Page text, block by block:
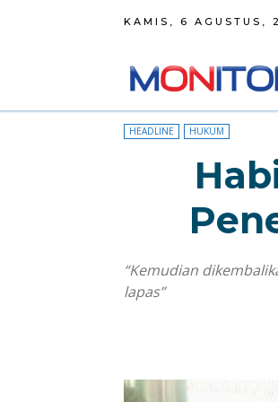
KAMIS, 6 AGUSTUS,
HEADLINE HUKUM
“Kemudian
lapas”